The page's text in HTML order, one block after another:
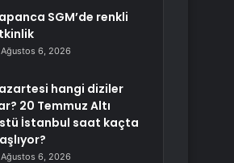
SGM’de renkli
Ağustos 6, 2026
hangi diziler
20 Temmuz Altı
İstanbul saat kaçta
Ağustos 6, 2026